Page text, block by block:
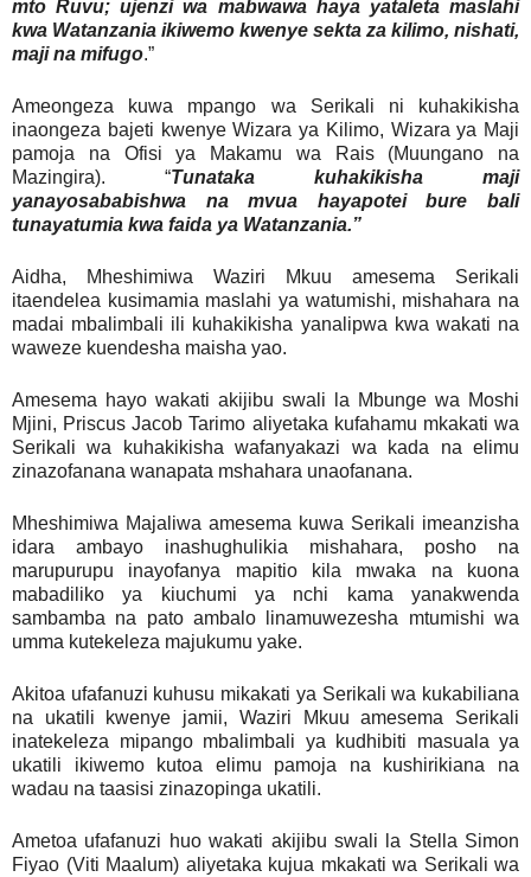
mto Ruvu; ujenzi wa mabwawa haya yataleta maslahi
kwa Watanzania ikiwemo kwenye sekta za kilimo, nishati,
maji na mifugo.”
Ameongeza kuwa mpango wa Serikali ni kuhakikisha
inaongeza bajeti kwenye Wizara ya Kilimo, Wizara ya Maji
pamoja na Ofisi ya Makamu wa Rais (Muungano na
Mazingira). “Tunataka kuhakikisha maji
yanayosababishwa na mvua hayapotei bure bali
tunayatumia kwa faida ya Watanzania.”
Aidha, Mheshimiwa Waziri Mkuu amesema Serikali
itaendelea kusimamia maslahi ya watumishi, mishahara na
madai mbalimbali ili kuhakikisha yanalipwa kwa wakati na
waweze kuendesha maisha yao.
Amesema hayo wakati akijibu swali la Mbunge wa Moshi
Mjini, Priscus Jacob Tarimo aliyetaka kufahamu mkakati wa
Serikali wa kuhakikisha wafanyakazi wa kada na elimu
zinazofanana wanapata mshahara unaofanana.
Mheshimiwa Majaliwa amesema kuwa Serikali imeanzisha
idara ambayo inashughulikia mishahara, posho na
marupurupu inayofanya mapitio kila mwaka na kuona
mabadiliko ya kiuchumi ya nchi kama yanakwenda
sambamba na pato ambalo linamuwezesha mtumishi wa
umma kutekeleza majukumu yake.
Akitoa ufafanuzi kuhusu mikakati ya Serikali wa kukabiliana
na ukatili kwenye jamii, Waziri Mkuu amesema Serikali
inatekeleza mipango mbalimbali ya kudhibiti masuala ya
ukatili ikiwemo kutoa elimu pamoja na kushirikiana na
wadau na taasisi zinazopinga ukatili.
Ametoa ufafanuzi huo wakati akijibu swali la Stella Simon
Fiyao (Viti Maalum) aliyetaka kujua mkakati wa Serikali wa